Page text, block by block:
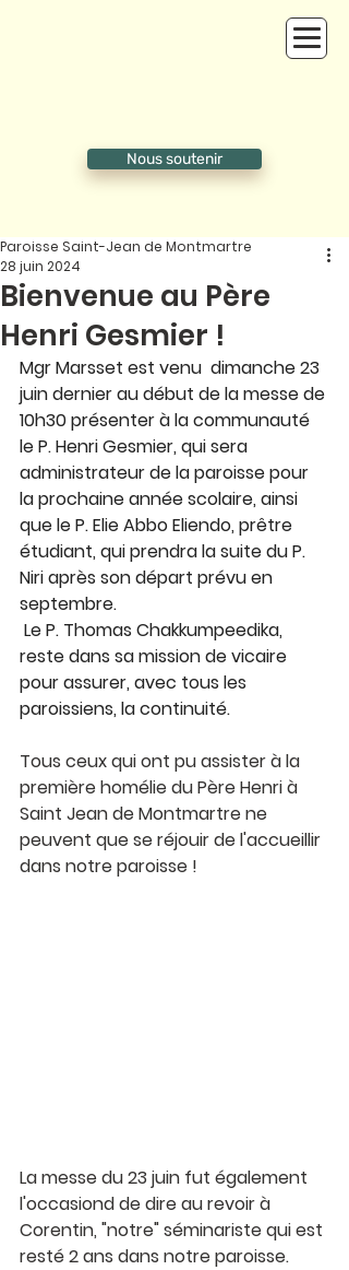
Nous soutenir
Bienvenue au Père
Henri Gesmier !
Paroisse Saint-Jean de Montmartre
28 juin 2024
Mgr Marsset est venu  dimanche 23
juin dernier au début de la messe de
10h30 présenter à la communauté
le P. Henri Gesmier, qui sera
administrateur de la paroisse pour
la prochaine année scolaire, ainsi
que le P. Elie Abbo Eliendo, prêtre
étudiant, qui prendra la suite du P.
Niri après son départ prévu en
septembre.
reste dans sa mission de vicaire
pour assurer, avec tous les
paroissiens, la continuité.
Tous ceux qui ont pu assister à la
première homélie du Père Henri à
Saint Jean de Montmartre ne
peuvent que se réjouir de l'accueillir
dans notre paroisse !
La messe du 23 juin fut également
l'occasiond de dire au revoir à
Corentin, "notre" séminariste qui est
resté 2 ans dans notre paroisse.